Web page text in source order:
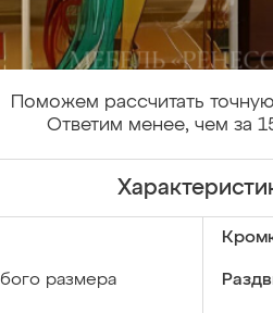
Поможем рассчитать
Ответим менее, чем за
размера